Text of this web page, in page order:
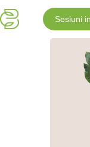
Sesiuni